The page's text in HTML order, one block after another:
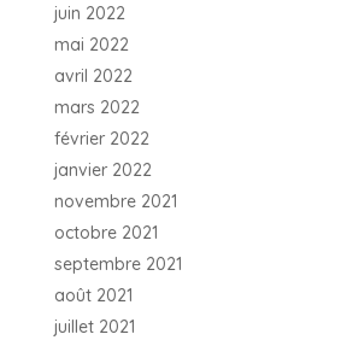
juin 2022
mai 2022
avril 2022
mars 2022
février 2022
janvier 2022
novembre 2021
octobre 2021
septembre 2021
août 2021
juillet 2021